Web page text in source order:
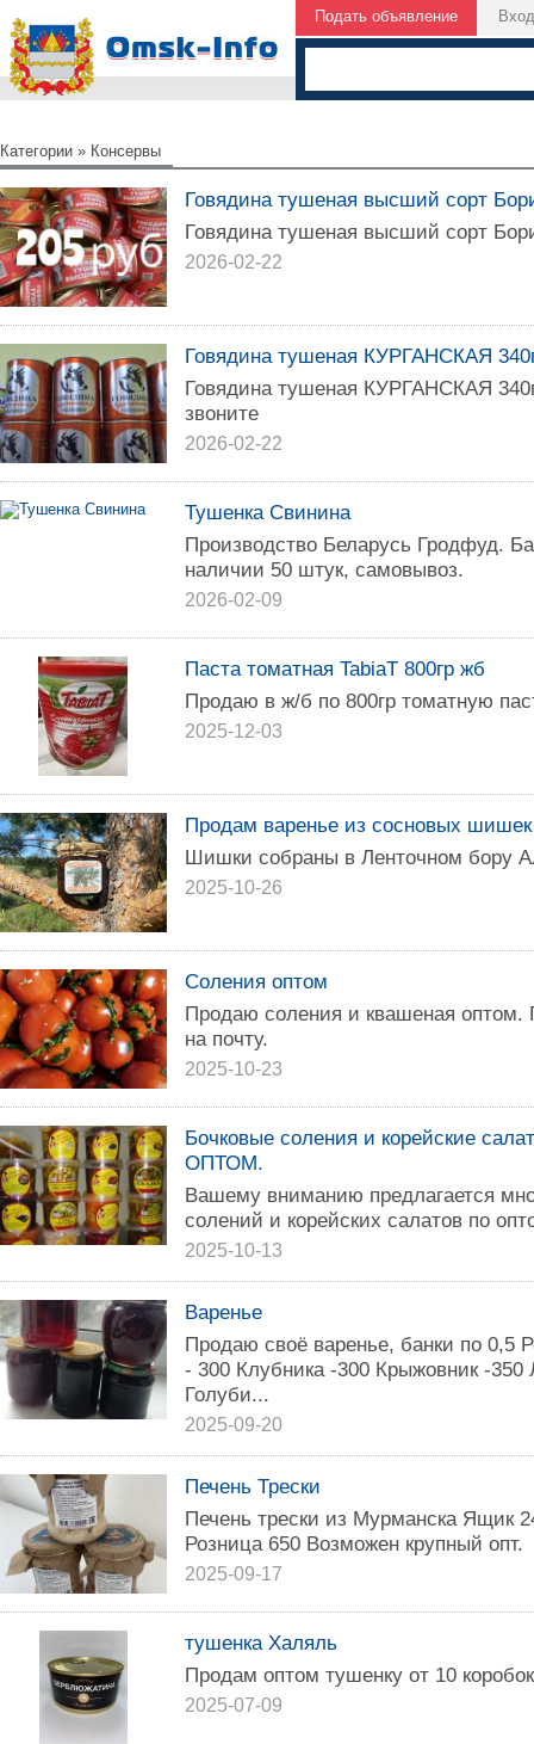
Подать объявление Вход
Категории » Консервы
Говядина тушеная высший сорт
Говядина тушеная высший сорт
2026-02-22
Говядина тушеная КУРГАНСКАЯ
Говядина тушеная КУРГАНСКАЯ
звоните
2026-02-22
Тушенка Свинина
Производство Беларусь Гродфуд.
наличии 50 штук, самовывоз.
2026-02-09
Паста томатная TabiaT 800гр жб
Продаю в ж/б по 800гр томатную
2025-12-03
Продам варенье из сосновых шишек
Шишки собраны в Ленточном бору
2025-10-26
Соления оптом
Продаю соления и квашеная оптом.
на почту.
2025-10-23
Бочковые соления и корейские
ОПТОМ.
Вашему вниманию предлагается
солений и корейских салатов по
2025-10-13
Варенье
Продаю своё варенье, банки по 0,5
- 300 Клубника -300 Крыжовник -350
Голуби...
2025-09-20
Печень Трески
Печень трески из Мурманска Ящик
Розница 650 Возможен крупный опт.
2025-09-17
тушенка Халяль
Продам оптом тушенку от 10
2025-07-09